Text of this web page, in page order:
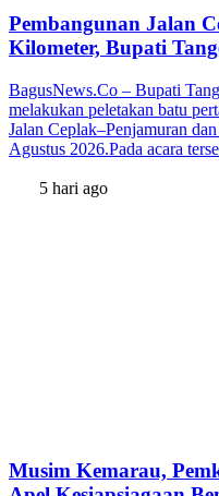
Pembangunan Jalan
Kilometer, Bupati
BagusNews.Co – Bupati
melakukan peletakan batu
Jalan Ceplak–Penjamuran
Agustus 2026.Pada acara
5 hari ago
Musim Kemarau,